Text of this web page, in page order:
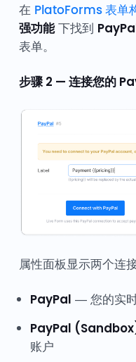
在 PlatoForms 表单
强功能下找到
表单。
步骤 2 — 连接您的
属性面板显示两个连
PayPal — 您的实
PayPal
账户